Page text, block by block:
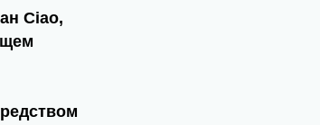
Ciao,